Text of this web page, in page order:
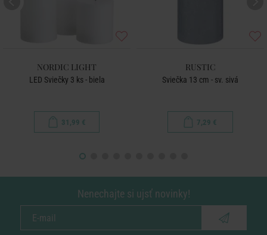
NORDIC LIGHT
LED Sviečky 3 ks - biela
31,99 €
RUSTIC
Sviečka 13 cm - sv. sivá
7,29 €
Nenechajte si ujsť novinky!